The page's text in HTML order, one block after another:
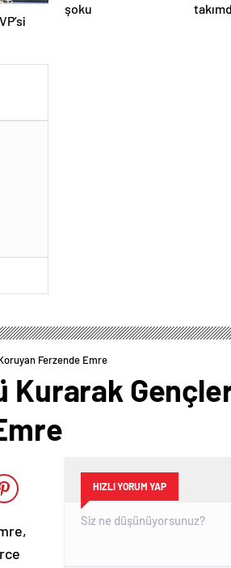
şoku
Ferzende Emre
Kurarak
HIZLI YORUM YAP